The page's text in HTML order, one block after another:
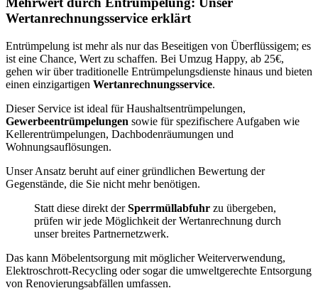
Wertanrechnungsservice erklärt
Entrümpelung ist mehr als nur das Beseitigen von Überflüssigem; es
ist eine Chance, Wert zu schaffen. Bei Umzug Happy, ab 25€,
gehen wir über traditionelle Entrümpelungsdienste hinaus und bieten
einen einzigartigen Wertanrechnungsservice.
Dieser Service ist ideal für Haushaltsentrümpelungen,
Gewerbeentrümpelungen sowie für spezifischere Aufgaben wie
Kellerentrümpelungen, Dachbodenräumungen und
Wohnungsauflösungen.
Unser Ansatz beruht auf einer gründlichen Bewertung der
Gegenstände, die Sie nicht mehr benötigen.
Statt diese direkt derSperrmüllabfuhr zu übergeben,
prüfen wir jede Möglichkeit der Wertanrechnung durch
unser breites Partnernetzwerk.
Das kann Möbelentsorgung mit möglicher Weiterverwendung,
Elektroschrott-Recycling oder sogar die umweltgerechte Entsorgung
von Renovierungsabfällen umfassen.